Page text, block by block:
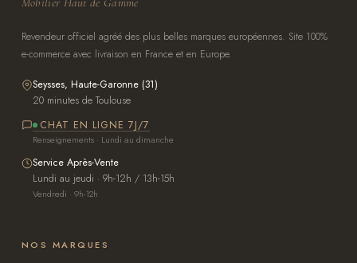
Revendeur officiel agréé des plus belles marques européennes. Site 100%
e-commerce avec livraison en France et en Europe.
Seysses, Haute-Garonne (31)
20 minutes de Toulouse
CHAT EN LIGNE 7J/7
Renseignements · Lundi au dimanche
Service Après-Vente
Lundi au jeudi · 9h-12h / 13h-15h
Vendredi · 9h-12h
NOS MARQUES